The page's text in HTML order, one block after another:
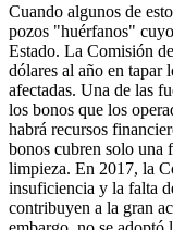
Cuando algunos de
pozos "huérfanos"
Estado. La Comisión
dólares al año en tapar
afectadas. Una de las
los bonos que los
habrá recursos
bonos cubren solo una
limpieza. En 2017, la
insuficiencia y la falta
contribuyen a la gran